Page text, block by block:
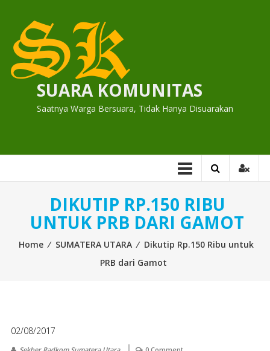
content
SUARA KOMUNITAS
Saatnya Warga Bersuara, Tidak Hanya Disuarakan
DIKUTIP RP.150 RIBU
UNTUK PRB DARI GAMOT
Home ⁄ SUMATERA UTARA ⁄ Dikutip Rp.150 Ribu untuk
PRB dari Gamot
02/08/2017